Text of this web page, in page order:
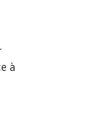
à